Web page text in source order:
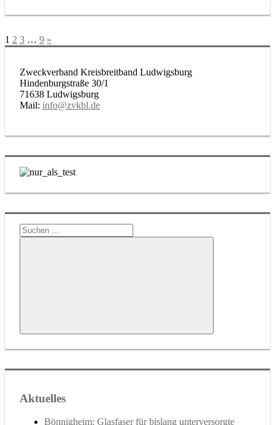
Seitennummerierung
Beiträge
1 2 3 … 9 Nächste
Beiträge
»
Zweckverband Kreisbreitband Ludwigsburg
Hindenburgstraße 30/1
71638 Ludwigsburg
Mail: info@zvkbl.de
Suchen
nach:
Suchen
Aktuelles
Bönnigheim: Glasfaser für bislang unterversorgte